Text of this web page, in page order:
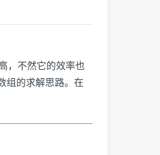
，不然它的效率也
组的求解思路。在